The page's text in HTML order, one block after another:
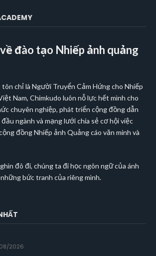
đào tạo Nhiếp ảnh quảng
tôn chỉ là Người Truyển Cảm Hứng cho Nhiếp
Nam, Chimkudo luôn nỗ lực hết mình cho
chuyên nghiệp, phát triển cộng đồng dẫn
ngành và mạng lưới chia sẻ cơ hội việc
đồng Nhiếp ảnh Quảng cáo văn minh và
đô đi, chúng ta đi học ngôn ngữ của ánh
bức tranh của riêng mình.
2026